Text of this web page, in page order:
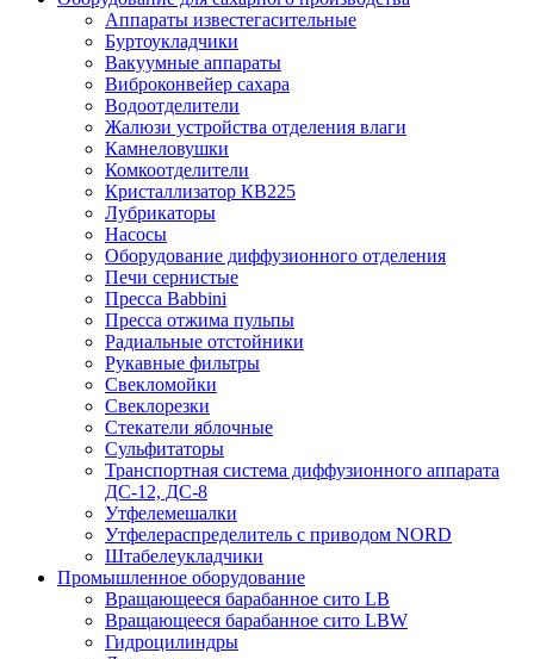
Аппараты известегасительные
Буртоукладчики
Вакуумные аппараты
Виброконвейер сахара
Водоотделители
Жалюзи устройства отделения влаги
Камнеловушки
Комкоотделители
Кристаллизатор КВ225
Лубрикаторы
Насосы
Оборудование диффузионного отделения
Печи сернистые
Пресса Babbini
Пресса отжима пульпы
Радиальные отстойники
Рукавные фильтры
Свекломойки
Свеклорезки
Стекатели яблочные
Сульфитаторы
Транспортная система диффузионного аппарата
ДС-12, ДС-8
Утфелемешалки
Утфелераспределитель с приводом NORD
Штабелеукладчики
Промышленное оборудование
Вращающееся барабанное сито LB
Вращающееся барабанное сито LBW
Гидроцилиндры